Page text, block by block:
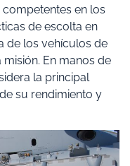
competentes en los
de escolta en
de los vehículos de
En manos de
la principal
su rendimiento y